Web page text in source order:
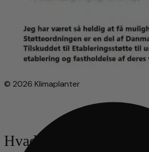
© 2026 Klimaplanter
Hvad leder du efter?